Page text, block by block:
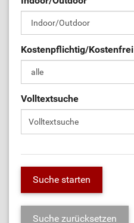
Kostenpflichtig/Kostenfrei
Volltextsuche